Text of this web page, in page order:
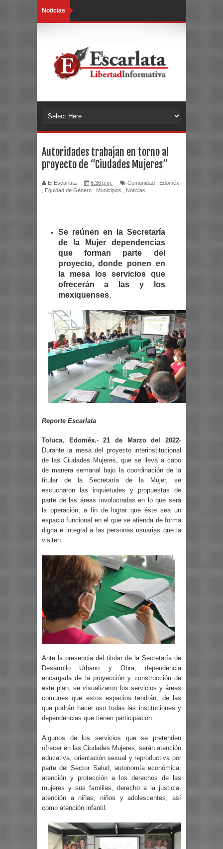
Noticias
Autoridades trabajan en torno al
proyecto de “Ciudades Mujeres”
El Escarlata 6:36 p.m. Comunidad
Edoméx
Equidad de Género Municipios Noticias
Se reúnen en la Secretaría
de la Mujer dependencias
que forman parte del
proyecto, donde ponen en
la mesa los servicios que
ofrecerán a las y los
mexiquenses.
Reporte Escarlata
Toluca, Edoméx.- 21 de Marzo del 2022-
Durante la mesa del proyecto interinstitucional
de las Ciudades Mujeres, que se lleva a cabo
de manera semanal bajo la coordinación de la
titular de la Secretaría de la Mujer, se
escucharon las inquietudes y propuestas de
parte de las áreas involucradas en lo que será
la operación, a fin de lograr que éste sea un
espacio funcional en el que se atienda de forma
digna e integral a las personas usuarias que la
visiten.
Ante la presencia del titular de la Secretaría de
Desarrollo Urbano y Obra, dependencia
encargada de la proyección y construcción de
este plan, se visualizaron los servicios y áreas
comunes que estos espacios tendrán, de las
que podrán hacer uso todas las instituciones y
dependencias que tienen participación.
Algunos de los servicios que se pretenden
ofrecer en las Ciudades Mujeres, serán atención
educativa, orientación sexual y reproductiva por
parte del Sector Salud, autonomía económica,
atención y protección a los derechos de las
mujeres y sus familias, derecho a la justicia,
atención a niñas, niños y adolescentes, así
como atención infantil.